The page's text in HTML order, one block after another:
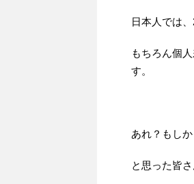
日本人では
もちろん個
す。
あれ？もし
と思った皆さ